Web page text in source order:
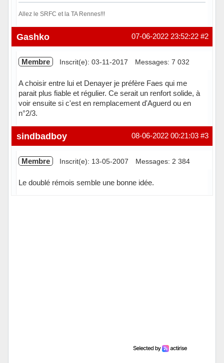
Allez le SRFC et la TA Rennes!!!
Hors ligne #2
07-06-2022 23:52:22
Gashko
Membre Inscrit(e): 03-11-2017 Messages: 7 032
A choisir entre lui et Denayer je préfère Faes qui me
parait plus fiable et régulier. Ce serait un renfort solide, à
voir ensuite si c'est en remplacement d'Aguerd ou en
n°2/3.
Hors ligne #3
08-06-2022 00:21:03
sindbadboy
Membre Inscrit(e): 13-05-2007 Messages: 2 384
Le doublé rémois semble une bonne idée.